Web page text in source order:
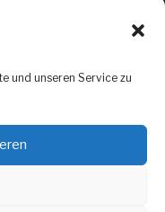
und unseren Service zu
Platz….